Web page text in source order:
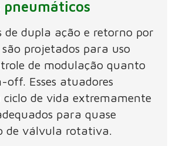
pneumáticos
de dupla ação e retorno por
projetados para uso
de modulação quanto
off. Esses atuadores
ciclo de vida extremamente
para quase
de válvula rotativa.